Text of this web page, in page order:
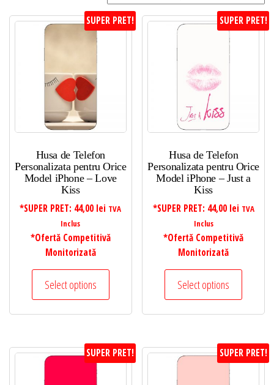
de
la
SUPER PRET!
Husa de Telefon
Personalizata pentru Orice
Model iPhone – Love
Kiss
*SUPER PRET: 44,00 lei TVA
Inclus
*Ofertă Competitivă
Monitorizată
Select options
SUPER PRET!
Husa de Telefon
Personalizata pentru Orice
Model iPhone – Just a
Kiss
*SUPER PRET: 44,00 lei TVA
Inclus
*Ofertă Competitivă
Monitorizată
Select options
SUPER PRET! SUPER PRET!